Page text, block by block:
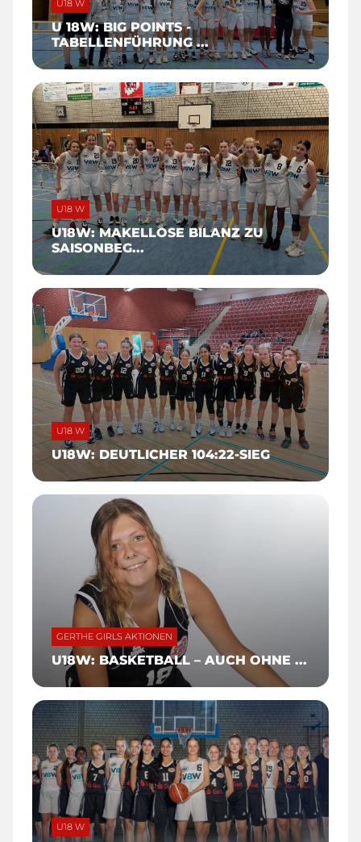
U18 W
U 18W: BIG POINTS -
TABELLENFÜHRUNG ...
U18 W
U18W: MAKELLOSE BILANZ ZU
SAISONBEG...
U18 W
U18W: DEUTLICHER 104:22-SIEG
GERTHE GIRLS AKTIONEN
U18W: BASKETBALL – AUCH OHNE ...
U18 W